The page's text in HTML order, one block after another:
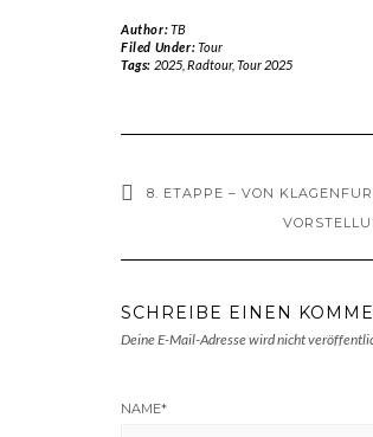
Author:TB
Filed Under:Tour
Tags: 2025, Radtour, Tour 2025
8. ETAPPE – VON
SCHREIBE EINEN
Deine E-Mail-Adresse wird nicht
NAME*